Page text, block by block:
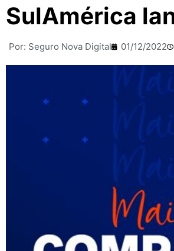
SulAmérica
Por: Seguro Nova Digital 01/12/2022